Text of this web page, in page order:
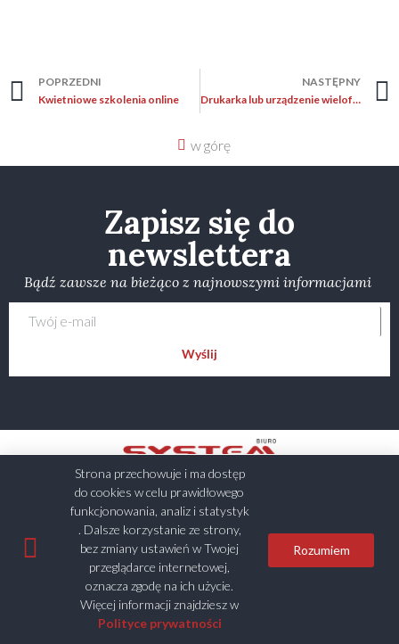
POPRZEDNI
Kwietniowe szkolenia online
NASTĘPNY
Drukarka lub urządzenie wielofunkcyjne w pracy administracyjno-biurowej
w górę
Zapisz się do
newslettera
Bądź zawsze na bieżąco z najnowszymi informacjami
Wyślij
All Rights Reserved © 2025
Polityka prywatności i plików cookies
Strona przechowuje i ma dostęp
do cookies w celu prawidłowego
funkcjonowania, analiz i statystyk
. Dalsze korzystanie ze strony,
bez zmiany ustawień w Twojej
przeglądarce internetowej,
oznacza zgodę na ich użycie.
Więcej informacji znajdziesz w
Polityce prywatności
Rozumiem